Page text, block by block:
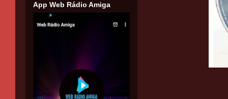
App Web Rádio Amiga